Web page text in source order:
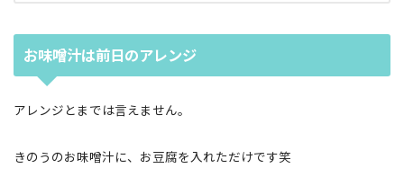
お味噌汁は前日のアレンジ
アレンジとまでは言えません。
きのうのお味噌汁に、お豆腐を入れただけです笑